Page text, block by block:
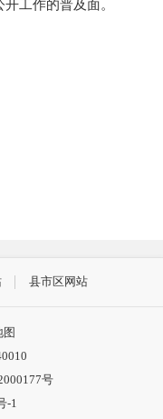
工作的普及面。
县市区网站
图
号
-1